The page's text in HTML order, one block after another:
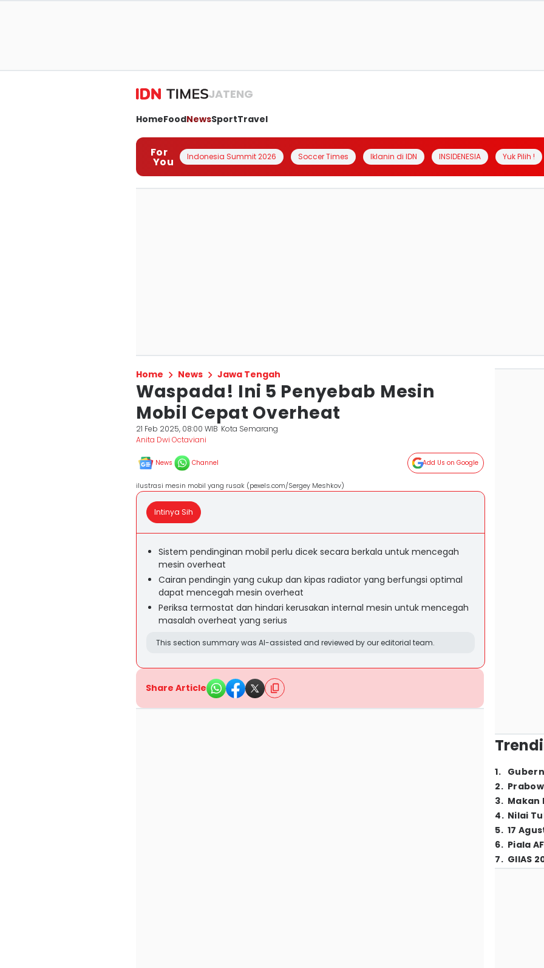
JATENG
HomeFoodNewsSportTravel
For
You Indonesia Summit 2026 Soccer Times Iklanin di IDN INSIDENESIA Yuk Pilih !
Home News Jawa Tengah
Waspada! Ini 5 Penyebab Mesin
Mobil Cepat Overheat
21 Feb 2025, 08:00 WIB Kota Semarang
Anita Dwi Octaviani
News Channel Add Us on Google
ilustrasi mesin mobil yang rusak (pexels.com/Sergey Meshkov)
Intinya Sih
Sistem pendinginan mobil perlu dicek secara berkala untuk mencegah
mesin overheat
Cairan pendingin yang cukup dan kipas radiator yang berfungsi optimal
dapat mencegah mesin overheat
Periksa termostat dan hindari kerusakan internal mesin untuk mencegah
masalah overheat yang serius
This section summary was AI-assisted and reviewed by our editorial team.
Share Article
1.
2.
3. Makan
4. Nilai
5. 17
6. Piala
7. GIIAS